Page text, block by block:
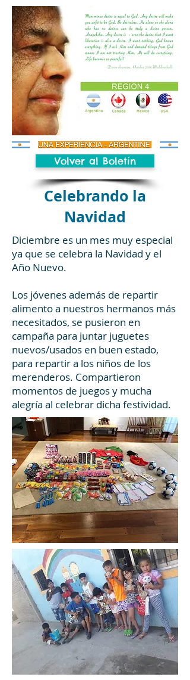
Volver al Boletín
Celebrando la
Navidad
Diciembre es un mes muy especial
ya que se celebra la Navidad y el
Año Nuevo.
Los jóvenes además de repartir
alimento a nuestros hermanos más
necesitados, se pusieron en
campaña para juntar juguetes
nuevos/usados en buen estado,
para repartir a los niños de los
merenderos. Compartieron
momentos de juegos y mucha
alegría al celebrar dicha festividad.